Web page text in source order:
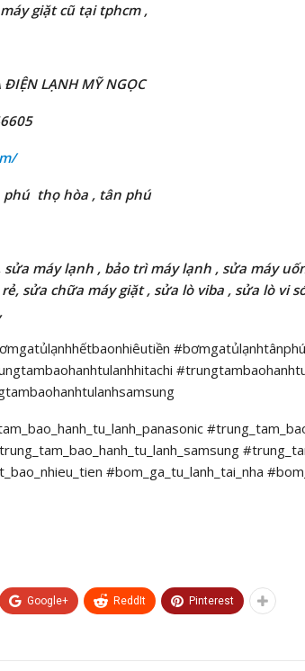
máygiặtcũ tại tphcm ,
ĐIỆN LẠNHMỸ NGỌC
thọ hòa , tân phú
máy lạnh , bảo trì máy lạnh , sửa máy
sửa chữa máy giặt , sửa lò viba , sửa lò vi
#bom_ga_tu_lanh_tai_nha
Google+ ReddIt Pinterest